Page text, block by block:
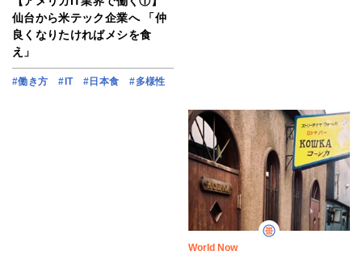
仙台から米テック企業へ 「仲
良くなりたければメシを食
え」
#働き方 #IT #日本食 #多様性
World Now